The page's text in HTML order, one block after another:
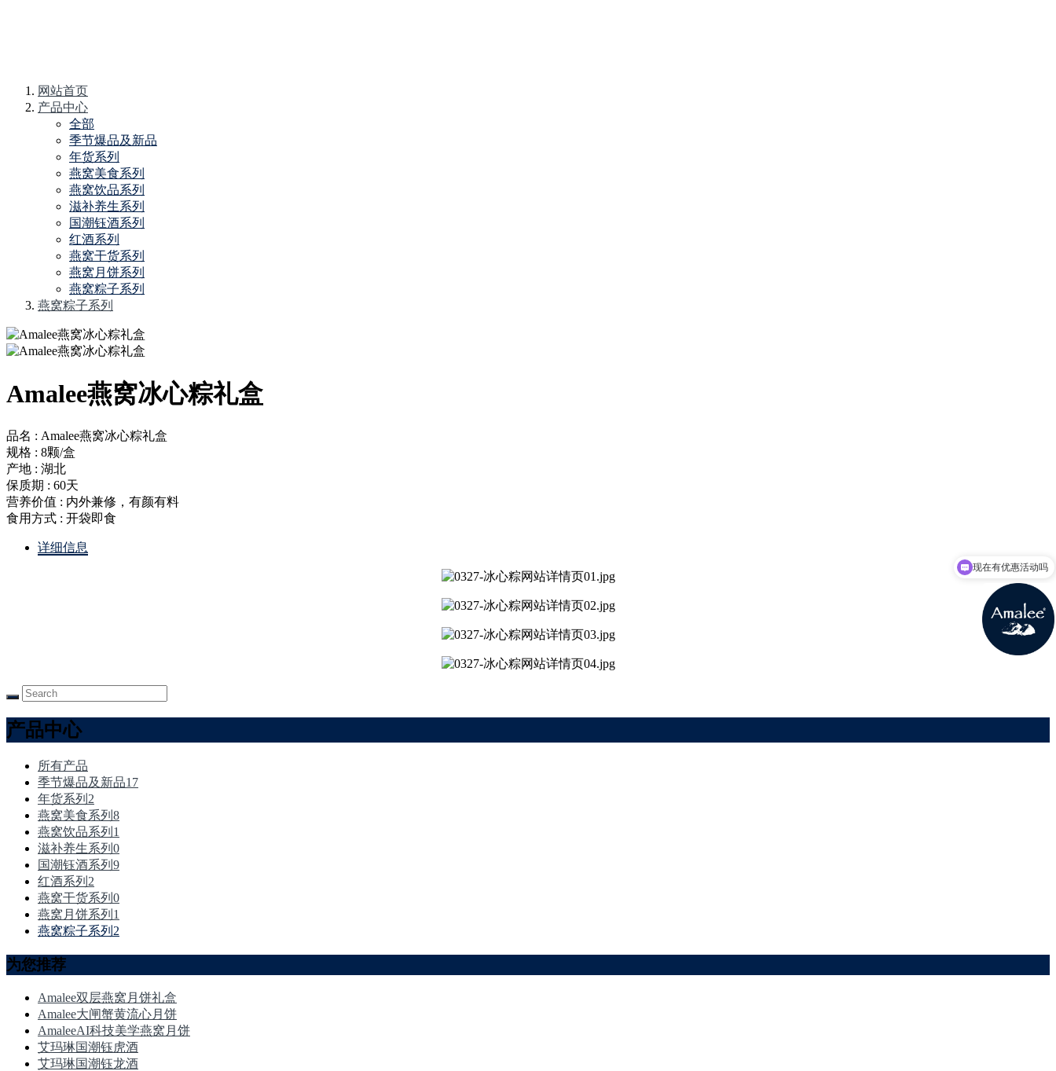
网站首页
产品中心
全部
季节爆品及新品
年货系列
燕窝美食系列
燕窝饮品系列
滋补养生系列
国潮钰酒系列
红酒系列
燕窝干货系列
燕窝月饼系列
燕窝粽子系列
燕窝粽子系列
Amalee燕窝冰心粽礼盒
品名 : Amalee燕窝冰心粽礼盒
规格 : 8颗/盒
产地 : 湖北
保质期 : 60天
营养价值 : 内外兼修，有颜有料
食用方式 : 开袋即食
详细信息
产品中心
所有产品
季节爆品及新品17
年货系列 2
燕窝美食系列 8
燕窝饮品系列 1
滋补养生系列 0
国潮钰酒系列 9
红酒系列 2
燕窝干货系列 0
燕窝月饼系列 1
燕窝粽子系列 2
为您推荐
Amalee双层燕窝月饼礼盒
Amalee大闸蟹黄流心月饼
AmaleeAI科技美学燕窝月饼
艾玛琳国潮钰虎酒
艾玛琳国潮钰龙酒
现在有优惠活动吗